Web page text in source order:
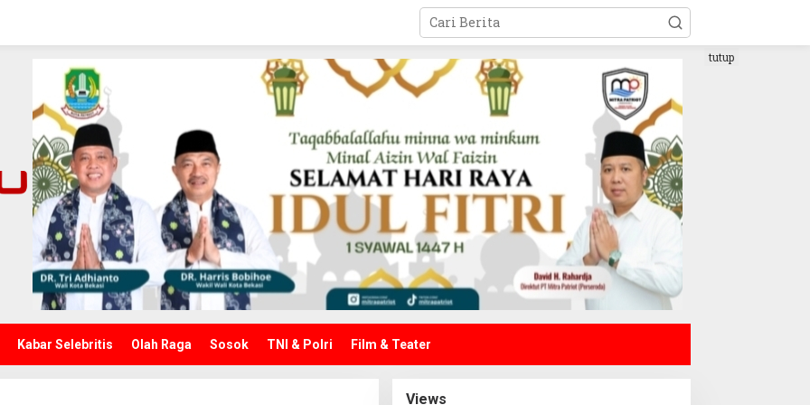
Kabar Selebritis Olah Raga Sosok TNI & Polri Film & Teater
tutup
Views